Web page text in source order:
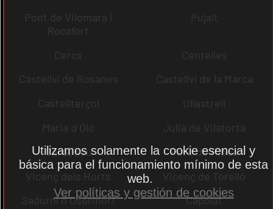
Pont de Vilomara i
Rocafort
Pujalt
Cercs
Centelles
Castellví de Rosanes
Castellví de la Marca
Castellterçol
Ullastrell
Maria d´Oló
Julià de Vilatorta
Cardedeu
Pere de Ribes
Vicenç dels Horts
Vicenç de Torelló
Sadurní d´Osormort
Capolat
Utilizamos solamente la cookie esencial y
básica para el funcionamiento mínimo de esta
web.
Ver políticas y gestión de cookies